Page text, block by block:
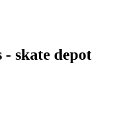
- skate depot